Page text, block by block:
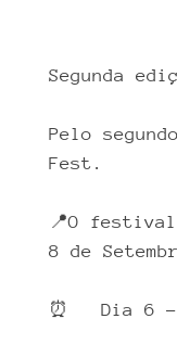
Segunda
Pelo
Fest.
📍O
8 de
⏰   Dia 6